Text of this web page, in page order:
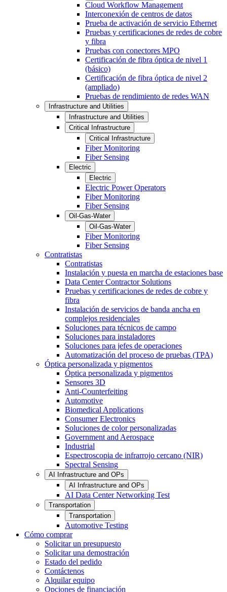
Cloud Workflow Management
Interconexión de centros de datos
Prueba de activación de servicio Ethernet
Pruebas y certificaciones de redes de cobre
y fibra
Pruebas con conectores MPO
Certificación de fibra óptica de nivel 1
(básico)
Certificación de fibra óptica de nivel 2
(ampliado)
Pruebas de rendimiento de redes WAN
Infrastructure and Utilities
Infrastructure and Utilities
Critical Infrastructure
Critical Infrastructure
Fiber Monitoring
Fiber Sensing
Electric
Electric
Electric Power Operators
Fiber Monitoring
Fiber Sensing
Oil-Gas-Water
Oil-Gas-Water
Fiber Monitoring
Fiber Sensing
Contratistas
Contratistas
Instalación y puesta en marcha de estaciones base
Data Center Contractor Solutions
Pruebas y certificaciones de redes de cobre y
fibra
Instalación de servicios de banda ancha en
complejos residenciales
Soluciones para técnicos de campo
Soluciones para instaladores
Soluciones para jefes de operaciones
Automatización del proceso de pruebas (TPA)
Óptica personalizada y pigmentos
Óptica personalizada y pigmentos
Sensores 3D
Anti-Counterfeiting
Automotive
Biomedical Applications
Consumer Electronics
Soluciones de color personalizadas
Government and Aerospace
Industrial
Espectroscopia de infrarrojo cercano (NIR)
Spectral Sensing
AI Infrastructure and OPs
AI Infrastructure and OPs
AI Data Center Networking Test
Transportation
Transportation
Automotive Testing
Cómo comprar
Solicitar un presupuesto
Solicitar una demostración
Estado del pedido
Contáctenos
Alquilar equipo
Opciones de financiación